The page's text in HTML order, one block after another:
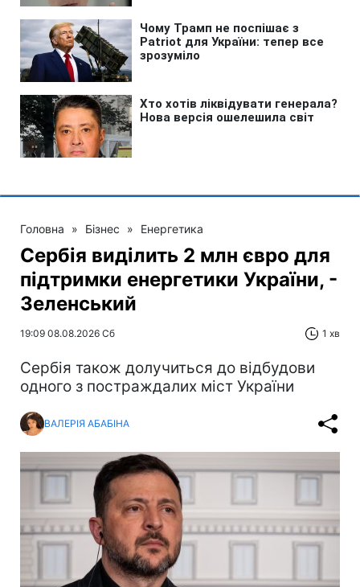
Головна » Бізнес » Енергетика
Сербія виділить 2 млн євро для
підтримки енергетики України, -
Зеленський
19:09 08.08.2026 Сб 1 хв
Сербія також долучиться до відбудови
одного з постраждалих міст України
ВАЛЕРІЯ АБАБІНА